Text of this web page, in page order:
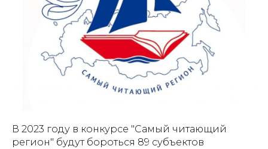
В 2023 году в конкурсе "Самый читающий
регион" будут бороться 89 субъектов